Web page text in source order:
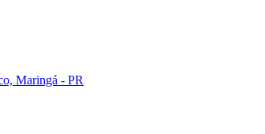
Maringá - PR